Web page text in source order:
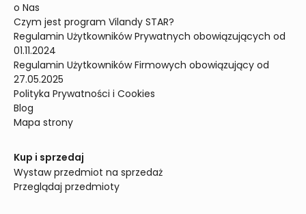
o Nas
Czym jest program Vilandy STAR?
Regulamin Użytkowników Prywatnych obowiązujących od
01.11.2024
Regulamin Użytkowników Firmowych obowiązujący od
27.05.2025
Polityka Prywatności i Cookies
Blog
Mapa strony
Kup i sprzedaj
Wystaw przedmiot na sprzedaż
Przeglądaj przedmioty